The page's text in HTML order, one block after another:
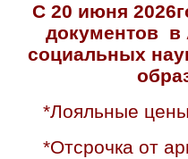
С 20 июня
документов в
социальных
*Лояльные цены
*Отсрочка от